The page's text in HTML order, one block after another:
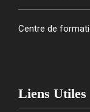
Centre de
Liens Utiles